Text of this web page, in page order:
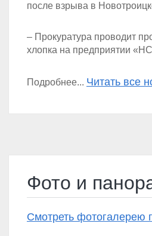
после взрыва в
– Прокуратура проводит
хлопка на предприятии
Подробнее... Читать все
Фото и
Смотреть фотогалерею